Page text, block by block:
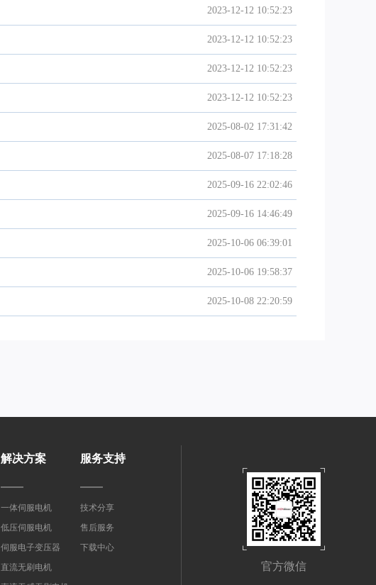
2023-12-12 10:52:23
2023-12-12 10:52:23
2023-12-12 10:52:23
2023-12-12 10:52:23
2025-08-02 17:31:42
2025-08-07 17:18:28
2025-09-16 22:02:46
2025-09-16 14:46:49
2025-10-06 06:39:01
2025-10-06 19:58:37
2025-10-08 22:20:59
解决方案
一体伺服电机
低压伺服电机
伺服电子变压器
直流无刷电机
服务支持
技术分享
售后服务
下载中心
官方微信